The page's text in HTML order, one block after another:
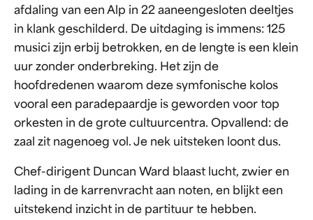
afdaling van een Alp in 22 aaneengesloten deeltjes
in klank geschilderd. De uitdaging is immens: 125
musici zijn erbij betrokken, en de lengte is een klein
uur zonder onderbreking. Het zijn de
hoofdredenen waarom deze symfonische kolos
vooral een paradepaardje is geworden voor top
orkesten in de grote cultuurcentra. Opvallend: de
zaal zit nagenoeg vol. Je nek uitsteken loont dus.
Chef-dirigent Duncan Ward blaast lucht, zwier en
lading in de karrenvracht aan noten, en blijkt een
uitstekend inzicht in de partituur te hebben.